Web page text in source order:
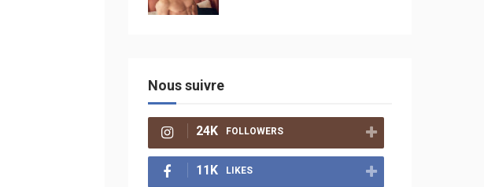
Nous suivre
24K FOLLOWERS
11K LIKES